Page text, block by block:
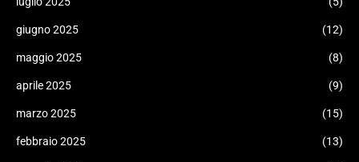
giugno 2025 (12)
maggio 2025 (8)
aprile 2025 (9)
marzo 2025 (15)
febbraio 2025 (13)